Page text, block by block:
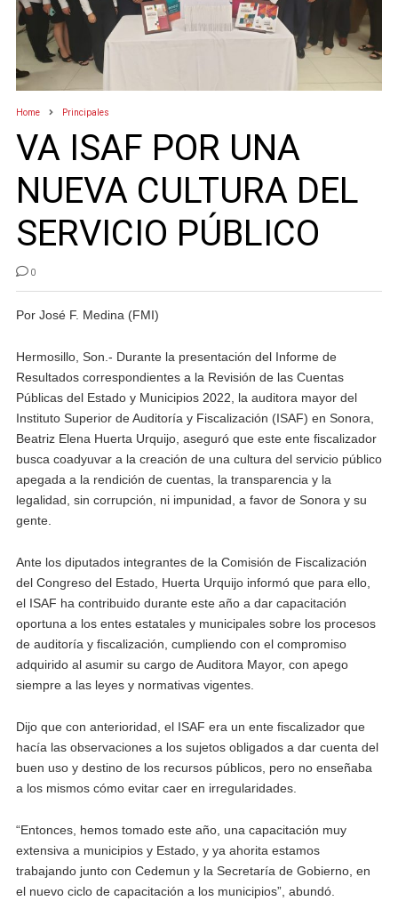
Home Principales
VA ISAF POR UNA
NUEVA CULTURA DEL
SERVICIO PÚBLICO
0
Por José F. Medina (FMI)
Hermosillo, Son.- Durante la presentación del Informe de
Resultados correspondientes a la Revisión de las Cuentas
Públicas del Estado y Municipios 2022, la auditora mayor del
Instituto Superior de Auditoría y Fiscalización (ISAF) en Sonora,
Beatriz Elena Huerta Urquijo, aseguró que este ente fiscalizador
busca coadyuvar a la creación de una cultura del servicio público
apegada a la rendición de cuentas, la transparencia y la
legalidad, sin corrupción, ni impunidad, a favor de Sonora y su
gente.
Ante los diputados integrantes de la Comisión de Fiscalización
del Congreso del Estado, Huerta Urquijo informó que para ello,
el ISAF ha contribuido durante este año a dar capacitación
oportuna a los entes estatales y municipales sobre los procesos
de auditoría y fiscalización, cumpliendo con el compromiso
adquirido al asumir su cargo de Auditora Mayor, con apego
siempre a las leyes y normativas vigentes.
Dijo que con anterioridad, el ISAF era un ente fiscalizador que
hacía las observaciones a los sujetos obligados a dar cuenta del
buen uso y destino de los recursos públicos, pero no enseñaba
a los mismos cómo evitar caer en irregularidades.
“Entonces, hemos tomado este año, una capacitación muy
extensiva a municipios y Estado, y ya ahorita estamos
trabajando junto con Cedemun y la Secretaría de Gobierno, en
el nuevo ciclo de capacitación a los municipios”, abundó.